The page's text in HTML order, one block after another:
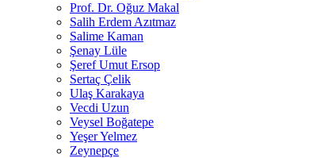
Prof. Dr. Oğuz Makal
Salih Erdem Azıtmaz
Salime Kaman
Şenay Lüle
Şeref Umut Ersop
Sertaç Çelik
Ulaş Karakaya
Vecdi Uzun
Veysel Boğatepe
Yeşer Yelmez
Zeynepçe